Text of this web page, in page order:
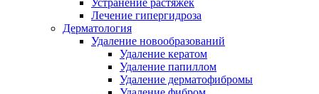
Устранение растяжек
Лечение гипергидроза
Дерматология
Удаление новообразований
Удаление кератом
Удаление папиллом
Удаление дерматофибромы